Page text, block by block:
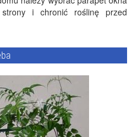
i chronić roślinę przed